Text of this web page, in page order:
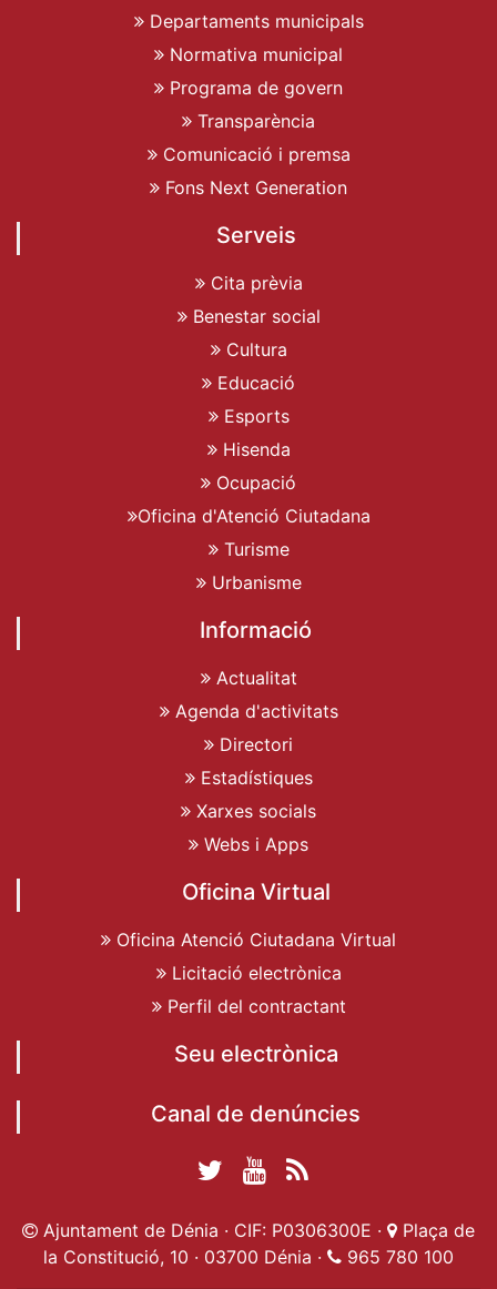
Departaments municipals
Normativa municipal
Programa de govern
Transparència
Comunicació i premsa
Fons Next Generation
Serveis
Cita prèvia
Benestar social
Cultura
Educació
Esports
Hisenda
Ocupació
Oficina d'Atenció Ciutadana
Turisme
Urbanisme
Informació
Actualitat
Agenda d'activitats
Directori
Estadístiques
Xarxes socials
Webs i Apps
Oficina Virtual
Oficina Atenció Ciutadana Virtual
Licitació electrònica
Perfil del contractant
Seu electrònica
Canal de denúncies
de Dénia
Twitter Ajuntament
de Dénia
Ajuntament de
Dénia
Actualitat
Ajuntament
Ajuntament de Dénia · CIF: P0306300E ·
Plaça de
la Constitució, 10 · 03700 Dénia ·
965 780 100